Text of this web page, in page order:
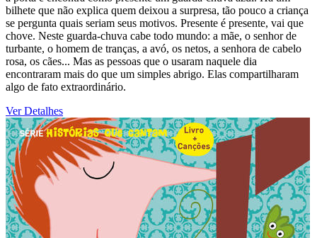
bilhete que não explica quem deixou a surpresa, tão pouco a criança
se pergunta quais seriam seus motivos. Presente é presente, vai que
chove. Neste guarda-chuva cabe todo mundo: a mãe, o senhor de
turbante, o homem de tranças, a avó, os netos, a senhora de cabelo
rosa, os cães... Mas as pessoas que o usaram naquele dia
encontraram mais do que um simples abrigo. Elas compartilharam
algo de fato extraordinário.
Ver Detalhes